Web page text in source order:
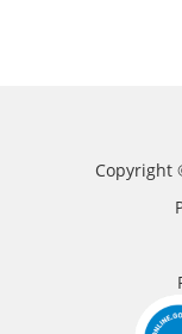
Copyright